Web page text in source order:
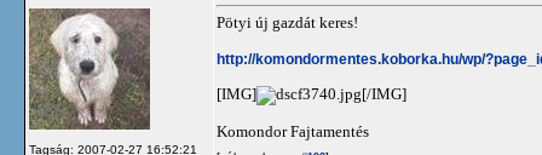
Tagság: 2007-02-27 16:52:21
Pötyi új gazdát keres!
http://komondormentes.koborka.hu/wp/
[IMG] [/IMG]
Komondor Fajtamentés